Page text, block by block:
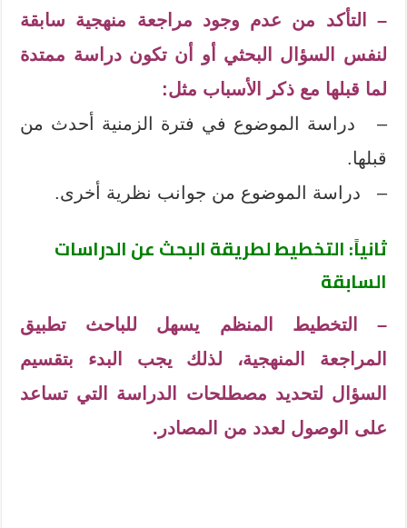
– التأكد من عدم وجود مراجعة منهجية سابقة
لنفس السؤال البحثي أو أن تكون دراسة ممتدة
لما قبلها مع ذكر الأسباب مثل:
– دراسة الموضوع في فترة الزمنية أحدث من
قبلها.
– دراسة الموضوع من جوانب نظرية أخرى.
ثانياً: التخطيط لطريقة البحث عن الدراسات
السابقة
– التخطيط المنظم يسهل للباحث تطبيق
المراجعة المنهجية، لذلك يجب البدء بتقسيم
السؤال لتحديد مصطلحات الدراسة التي تساعد
على الوصول لعدد من المصادر.